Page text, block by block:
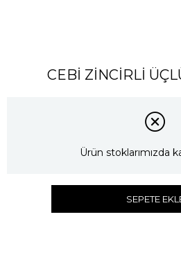
CEBİ ZİNCİRLİ
Ürün stoklarımızda
SEPETE